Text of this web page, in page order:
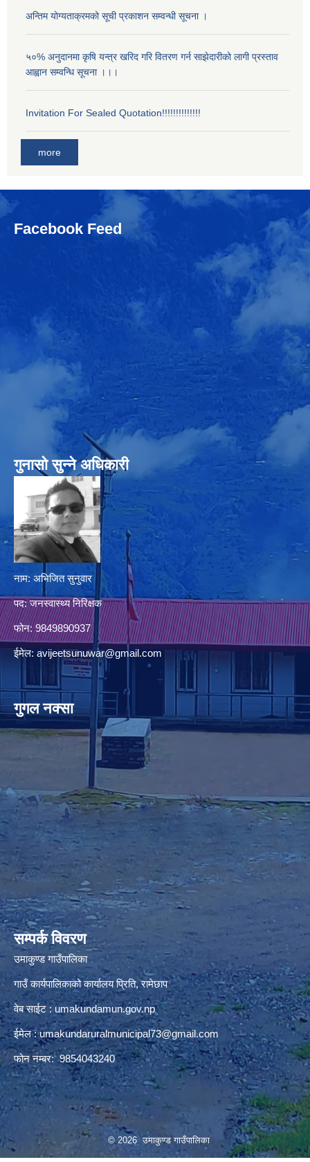
अन्तिम योग्यताक्रमको सूची प्रकाशन सम्वन्धी सूचना ।
५०% अनुदानमा कृषि यन्त्र खरिद गरि वितरण गर्न साझेदारीको लागी प्रस्ताव
आह्वान सम्वन्धि सूचना ।।।
Invitation For Sealed Quotation!!!!!!!!!!!!!!
more
Facebook Feed
गुनासो सुन्‍ने अधिकारी
नाम: अभिजित सुनुवार
पद: जनस्वास्थ्य निरिक्षक
फोन: 9849890937
ईमेल: avijeetsunuwar@gmail.com
गुगल नक्सा
premium bootstrap themes
सम्पर्क विवरण
उमाकुण्ड गाउँपालिका
गाउँ कार्यपालिकाको कार्यालय प्रिति, रामेछाप
वेब साईट : umakundamun.gov.np
ईमेल :umakundaruralmunicipal73@gmail.com
फोन नम्बर: 9854043240
© 2026 उमाकुण्ड गाउँपालिका